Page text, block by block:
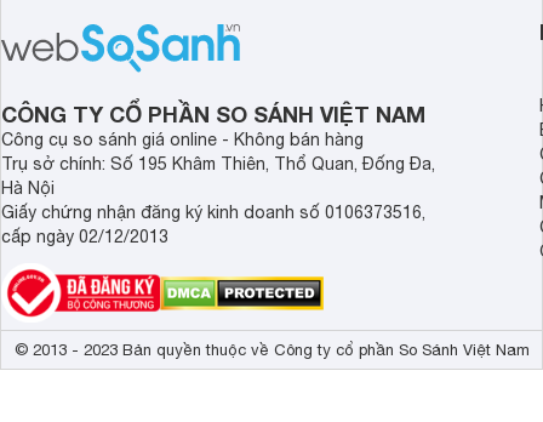
CÔNG TY CỔ PHẦN SO SÁNH VIỆT NAM
Công cụ so sánh giá online - Không bán hàng
Trụ sở chính: Số 195 Khâm Thiên, Thổ Quan, Đống Đa,
Hà Nội
Giấy chứng nhận đăng ký kinh doanh số 0106373516,
cấp ngày 02/12/2013
© 2013 - 2023 Bản quyền thuộc về Công ty cổ phần So Sánh Việt Nam